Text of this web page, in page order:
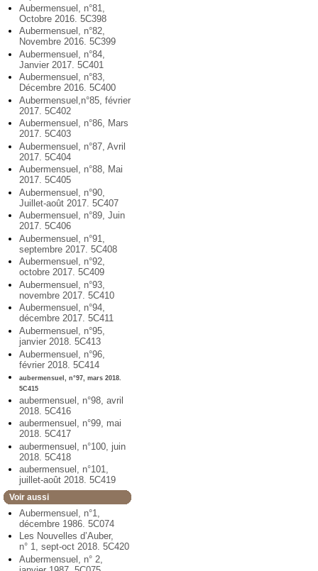
Aubermensuel, n°81,
Octobre 2016. 5C398
Aubermensuel, n°82,
Novembre 2016. 5C399
Aubermensuel, n°84,
Janvier 2017. 5C401
Aubermensuel, n°83,
Décembre 2016. 5C400
Aubermensuel,n°85, février
2017. 5C402
Aubermensuel, n°86, Mars
2017. 5C403
Aubermensuel, n°87, Avril
2017. 5C404
Aubermensuel, n°88, Mai
2017. 5C405
Aubermensuel, n°90,
Juillet-août 2017. 5C407
Aubermensuel, n°89, Juin
2017. 5C406
Aubermensuel, n°91,
septembre 2017. 5C408
Aubermensuel, n°92,
octobre 2017. 5C409
Aubermensuel, n°93,
novembre 2017. 5C410
Aubermensuel, n°94,
décembre 2017. 5C411
Aubermensuel, n°95,
janvier 2018. 5C413
Aubermensuel, n°96,
février 2018. 5C414
aubermensuel, n°97, mars 2018.
5C415
aubermensuel, n°98, avril
2018. 5C416
aubermensuel, n°99, mai
2018. 5C417
aubermensuel, n°100, juin
2018. 5C418
aubermensuel, n°101,
juillet-août 2018. 5C419
Voir aussi
Aubermensuel, n°1,
décembre 1986. 5C074
Les Nouvelles d’Auber,
n° 1, sept-oct 2018. 5C420
Aubermensuel, n° 2,